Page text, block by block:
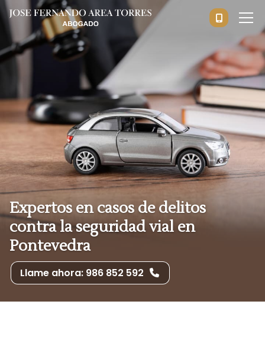
Expertos en casos de delitos
contra la seguridad vial en
Pontevedra
Llame ahora: 986 852 592